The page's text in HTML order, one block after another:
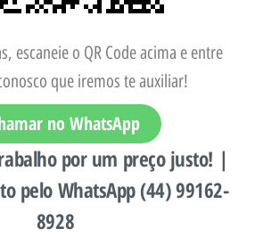
escaneie o QR Code acima e entre
que iremos te auxiliar!
no WhatsApp
por um preço justo! |
pelo WhatsApp (44) 99162-
8928